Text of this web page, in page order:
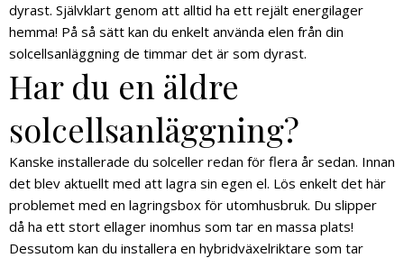
dyrast. Självklart genom att alltid ha ett rejält energilager
hemma! På så sätt kan du enkelt använda elen från din
solcellsanläggning de timmar det är som dyrast.
Har du en äldre
solcellsanläggning?
Kanske installerade du solceller redan för flera år sedan. Innan
det blev aktuellt med att lagra sin egen el. Lös enkelt det här
problemet med en lagringsbox för utomhusbruk. Du slipper
då ha ett stort ellager inomhus som tar en massa plats!
Dessutom kan du installera en hybridväxelriktare som tar